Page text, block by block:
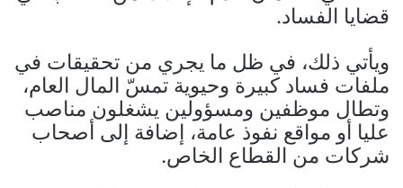
قضايا الفساد.
ويأتي ذلك، في ظل ما يجري من تحقيقات في
ملفات فساد كبيرة وحيوية تمسّ المال العام،
وتطال موظفين ومسؤولين يشغلون مناصب
عليا أو مواقع نفوذ عامة، إضافة إلى أصحاب
شركات من القطاع الخاص.